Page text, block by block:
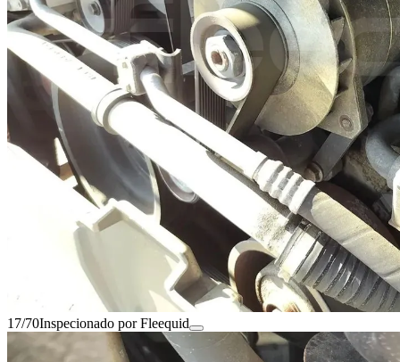
17/70Inspecionado por Fleequid